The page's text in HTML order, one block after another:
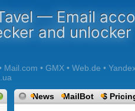
— Email
and unlocker
• GMX • Web.de •
News MailBot $